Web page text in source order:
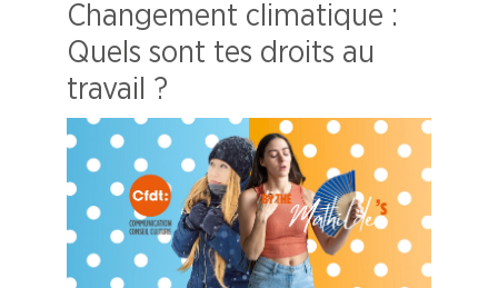
Changement climatique :
Quels sont tes droits au
travail ?